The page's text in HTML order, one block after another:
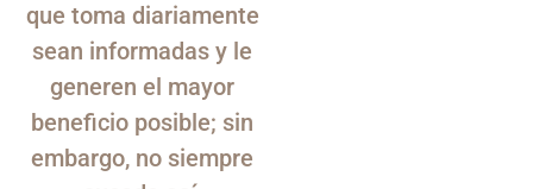
que toma diariamente
sean informadas y le
generen el mayor
beneficio posible; sin
embargo, no siempre